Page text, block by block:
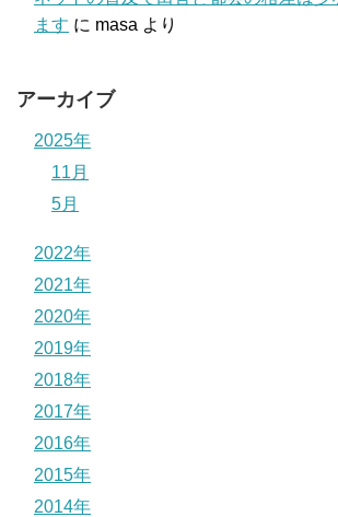
ます に masa より
アーカイブ
2025年
11月
5月
2022年
2021年
2020年
2019年
2018年
2017年
2016年
2015年
2014年